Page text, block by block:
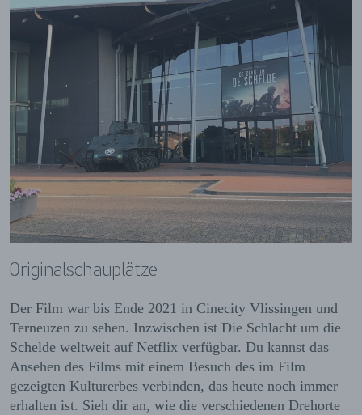
Originalschauplätze
Der Film war bis Ende 2021 in Cinecity Vlissingen und
Terneuzen zu sehen. Inzwischen ist Die Schlacht um die
Schelde weltweit auf Netflix verfügbar. Du kannst das
Ansehen des Films mit einem Besuch des im Film
gezeigten Kulturerbes verbinden, das heute noch immer
erhalten ist. Sieh dir an, wie die verschiedenen Drehorte